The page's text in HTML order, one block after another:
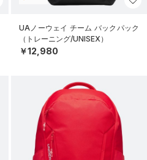
UAノーウェイ チーム バックパック
（トレーニング/UNISEX）
￥12,980